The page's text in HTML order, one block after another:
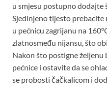
u smjesu postupno dodajte
Sjedinjeno tijesto prebacite
u pećnicu zagrijanu na
zlatnosmeđu nijansu, što
Nakon što postigne željenu
pećnice i ostavite da se
se probosti čačkalicom i